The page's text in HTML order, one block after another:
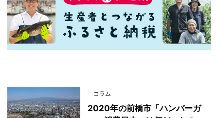
コラム
2020年の前橋市「ハンバーガ